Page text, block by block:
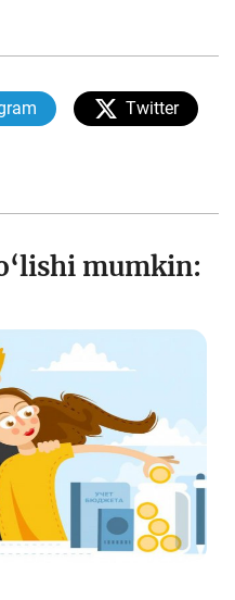
Twitter
mumkin: